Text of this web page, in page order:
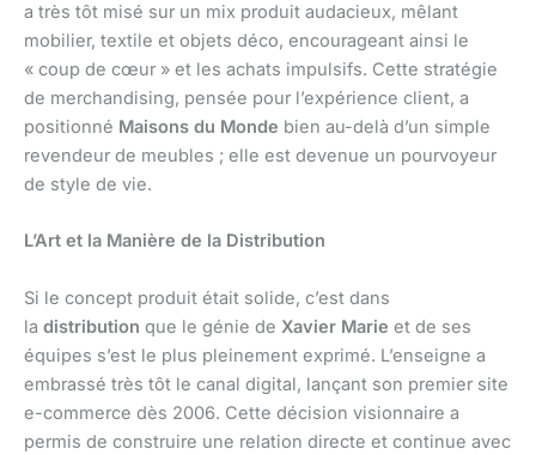
a très tôt misé sur un mix produit audacieux, mêlant
mobilier, textile et objets déco, encourageant ainsi le
« coup de cœur » et les achats impulsifs. Cette stratégie
de merchandising, pensée pour l’expérience client, a
positionné Maisons du Monde bien au-delà d’un simple
revendeur de meubles ; elle est devenue un pourvoyeur
de style de vie.
L’Art et la Manière de la Distribution
Si le concept produit était solide, c’est dans
la distribution que le génie de Xavier Marie et de ses
équipes s’est le plus pleinement exprimé. L’enseigne a
embrassé très tôt le canal digital, lançant son premier site
e-commerce dès 2006. Cette décision visionnaire a
permis de construire une relation directe et continue avec